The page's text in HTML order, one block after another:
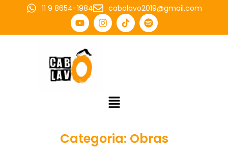
11 9 8654-1984 cabolavo2019@gmail.com
Categoria: Obras